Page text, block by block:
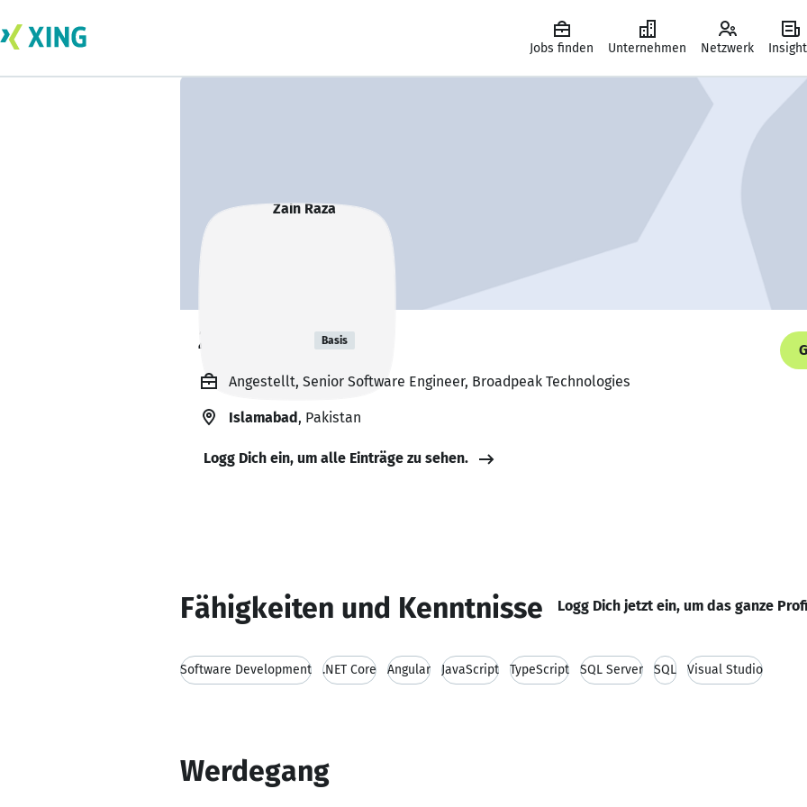
Jobs finden Unternehmen Netzwerk
Zain Raza Basis
Angestellt, Senior Software Engineer, Broadpeak Technologies
Islamabad, Pakistan
Logg Dich ein, um alle Einträge zu sehen.
Fähigkeiten und Kenntnisse Logg Dich jetzt ein, um das ganze
Software Development .NET Core Angular JavaScript TypeScript SQL Server SQL Visual Studio
Werdegang